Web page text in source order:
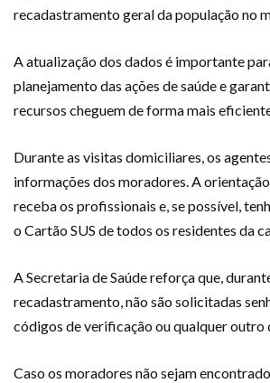
recadastramento geral da população no
A atualização dos dados é importante
planejamento das ações de saúde e
recursos cheguem de forma mais
Durante as visitas domiciliares, os
informações dos moradores. A
receba os profissionais e, se possível,
o Cartão SUS de todos os residentes da
A Secretaria de Saúde reforça que,
recadastramento, não são solicitadas
códigos de verificação ou qualquer outro
Caso os moradores não sejam